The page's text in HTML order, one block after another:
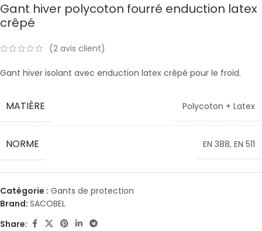
Gant hiver polycoton fourré enduction latex
crêpé
(2 avis client)
Gant hiver isolant avec enduction latex crêpé pour le froid.
MATIÈRE Polycoton + Latex
NORME EN 388, EN 511
Catégorie : Gants de protection
Brand: SACOBEL
Share: